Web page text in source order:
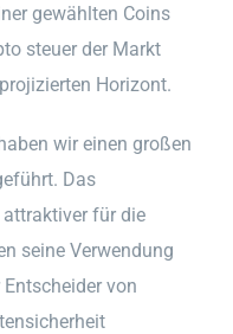
gewählten Coins
steuer der Markt
Horizont.
wir einen großen
Das
für die
seine Verwendung
von